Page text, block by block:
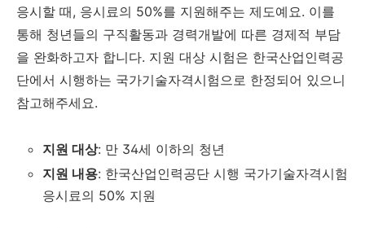
응시할 때, 응시료의 50%를 지원해주는 제도예요. 이를
통해 청년들의 구직활동과 경력개발에 따른 경제적 부담
을 완화하고자 합니다. 지원 대상 시험은 한국산업인력공
단에서 시행하는 국가기술자격시험으로 한정되어 있으니
참고해주세요.
지원 대상: 만 34세 이하의 청년
지원 내용: 한국산업인력공단 시행 국가기술자격시험
응시료의 50% 지원